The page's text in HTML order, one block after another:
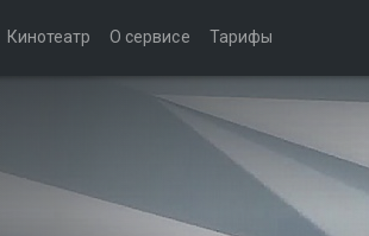
Кинотеатр О сервисе Тарифы